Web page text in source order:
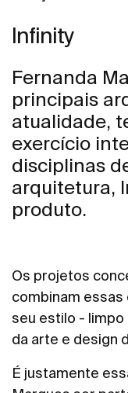
Infinity
Fernanda
principais
atualidade,
exercício
disciplinas
arquitetura,
produto.
Os projetos
combinam
seu estilo -
da arte e design
É justamente